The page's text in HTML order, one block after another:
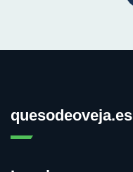
quesodeoveja.es